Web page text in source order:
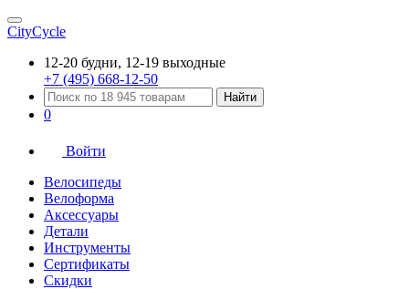
CityCycle
12-20 будни, 12-19 выходные
+7 (495) 668-12-50
Найти
0
Войти
Велосипеды
Велоформа
Аксессуары
Детали
Инструменты
Сертификаты
Скидки